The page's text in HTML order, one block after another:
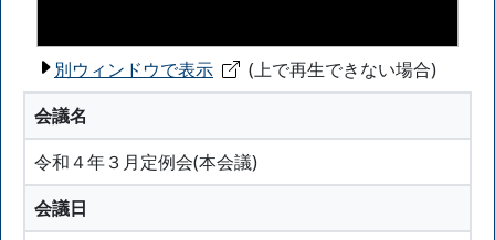
別ウィンドウで表示
(上で再生できない場合)
会議名
令和４年３月定例会(本会議)
会議日